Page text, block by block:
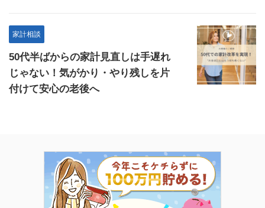
家計相談
50代半ばからの家計見直しは手遅れ
じゃない！気がかり・やり残しを片
付けて安心の老後へ